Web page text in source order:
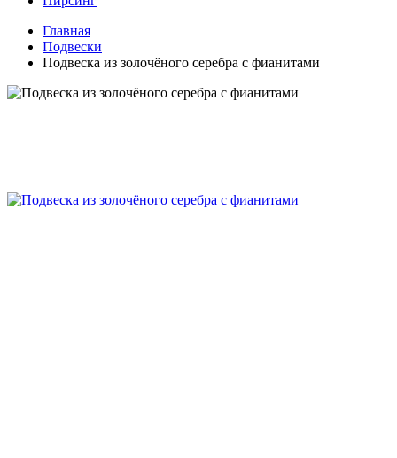
Главная
Подвески
Подвеска из золочёного серебра с фианитами